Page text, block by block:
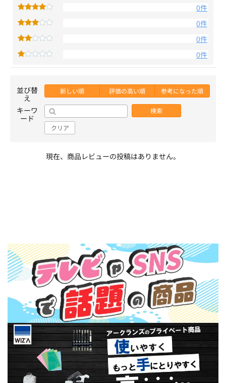
0件
0件
0件
0件
並び替
え
新しい順 評価の高い順 参考になった順
キーワ
ード
検索
クリア
現在、商品レビューの投稿はありません。